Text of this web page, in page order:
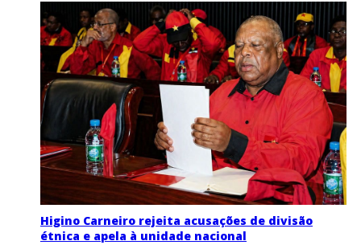
Higino Carneiro rejeita acusações de divisão
étnica e apela à unidade nacional